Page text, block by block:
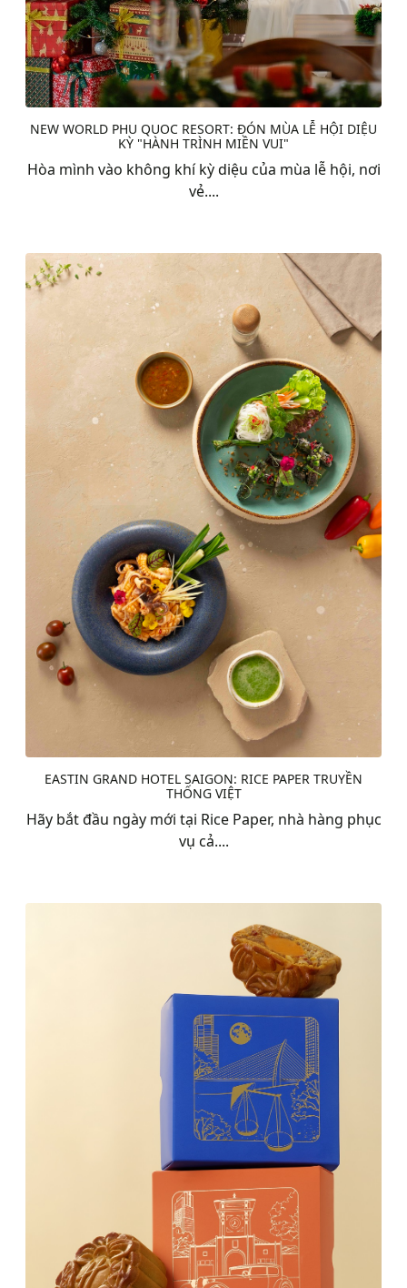
NEW WORLD PHU QUOC RESORT: ĐÓN MÙA LỄ HỘI DIỆU
KỲ "HÀNH TRÌNH MIỀN VUI"
Hòa mình vào không khí kỳ diệu của mùa lễ hội, nơi
vẻ....
EASTIN GRAND HOTEL SAIGON: RICE PAPER TRUYỀN
THỐNG VIỆT
Hãy bắt đầu ngày mới tại Rice Paper, nhà hàng phục
vụ cả....